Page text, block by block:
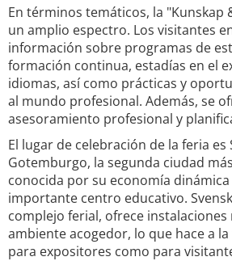
En términos temáticos, la "Kunskap
un amplio espectro. Los visitantes
información sobre programas de
formación continua, estadías en el
idiomas, así como prácticas y
al mundo profesional. Además, se
asesoramiento profesional y
El lugar de celebración de la feria es
Gotemburgo, la segunda ciudad
conocida por su economía
importante centro educativo.
complejo ferial, ofrece instalaciones
ambiente acogedor, lo que hace a
para expositores como para